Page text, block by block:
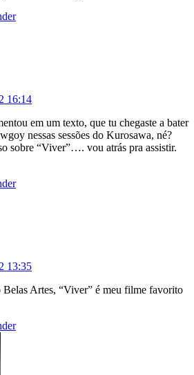
16:14
em um texto, que tu chegaste a bater
nessas sessões do Kurosawa, né?
sobre “Viver”…. vou atrás pra assistir.
13:35
Artes, “Viver” é meu filme favorito